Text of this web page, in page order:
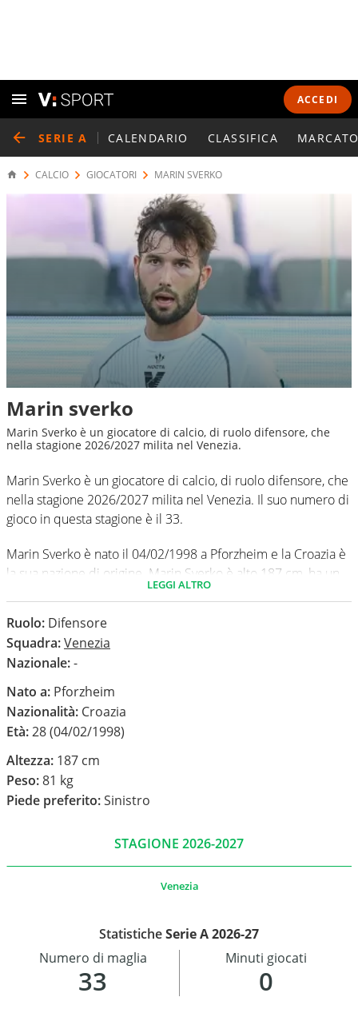
ACCEDI
SERIE A CALENDARIO CLASSIFICA
CALCIO GIOCATORI MARIN SVERKO
Marin sverko
Marin Sverko è un giocatore di calcio, di ruolo difensore, che
nella stagione 2026/2027 milita nel Venezia.
Marin Sverko è un giocatore di calcio, di ruolo difensore, che
nella stagione 2026/2027 milita nel Venezia. Il suo numero di
gioco in questa stagione è il 33.
Marin Sverko è nato il 04/02/1998 a Pforzheim e la Croazia è
la sua nazione di origine. Marin Sverko è alto 187 cm, ha un
peso medio di 81 kg. Il suo piede di calcio in via
In questa stagione ha disputato nel campionato Serie A 0
partite e non ha segnato nessun gol.
LEGGI ALTRO
Ruolo: Difensore
Squadra:Venezia
Nazionale:-
Nato a: Pforzheim
Nazionalità: Croazia
Età:28 (04/02/1998)
Altezza: 187 cm
Peso:81 kg
Piede preferito:Sinistro
STAGIONE 2026-2027
Venezia
StatisticheSerie A 2026-27
33
Numero di maglia
0
Minuti giocati